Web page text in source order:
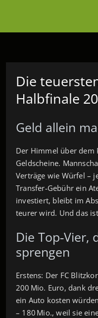
Die
Halbfinale
Geld allein
Der Himmel über dem
Geldscheine.
Verträge wie Würfel –
Transfer‑Gebühr ein
investiert, bleibt im
teurer wird. Und das
Die Top‑Vier,
sprengen
Erstens: Der FC
200 Mio. Euro, dank
ein Auto kosten
– 180 Mio., weil sie